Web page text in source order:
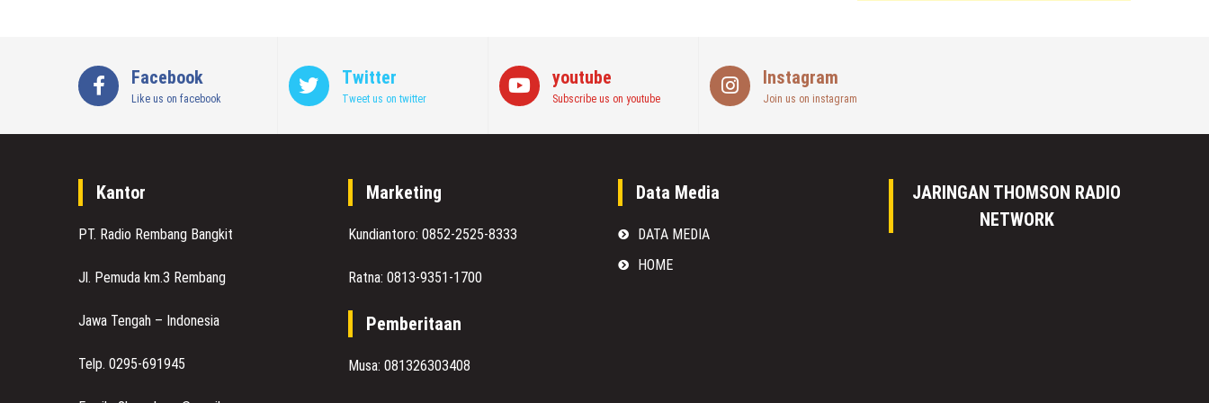
Facebook
Like us on facebook
Twitter
Tweet us on twitter
youtube
Subscribe us on youtube
Instagram
Join us on instagram
Kantor
PT. Radio Rembang Bangkit
Jl. Pemuda km.3 Rembang
Jawa Tengah – Indonesia
Telp. 0295-691945
Marketing
Kundiantoro: 0852-2525-8333
Ratna: 0813-9351-1700
Pemberitaan
Musa: 081326303408
Data Media
DATA MEDIA
HOME
JARINGAN THOMSON RADIO
NETWORK